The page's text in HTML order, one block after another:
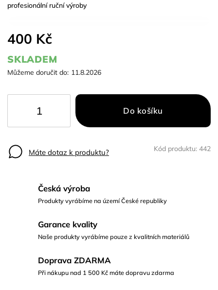
400 Kč
SKLADEM
Můžeme doručit do: 11.8.2026
Do košíku
profesionální ruční výroby
Máte dotaz k produktu? Kód produktu: 442
Česká výroba
Produkty vyrábíme na území České republiky
Garance kvality
Naše produkty vyrábíme pouze z kvalitních materiálů
Doprava ZDARMA
Při nákupu nad 1 500 Kč máte dopravu zdarma